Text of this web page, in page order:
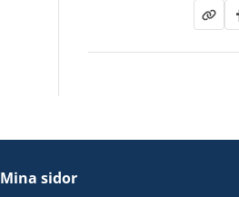
Mina sidor